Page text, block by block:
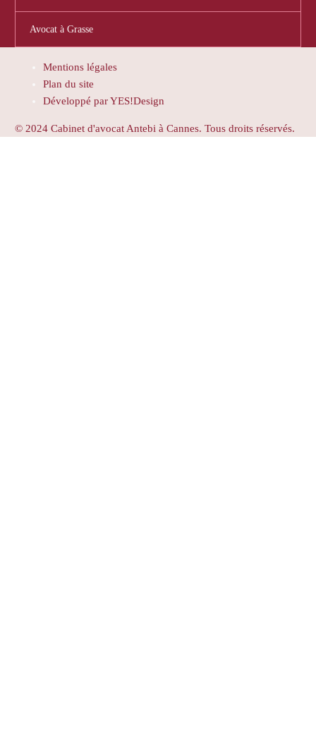
Avocat à Grasse
Mentions légales
Plan du site
Développé par YES!Design
© 2024 Cabinet d'avocat Antebi à Cannes. Tous droits réservés.